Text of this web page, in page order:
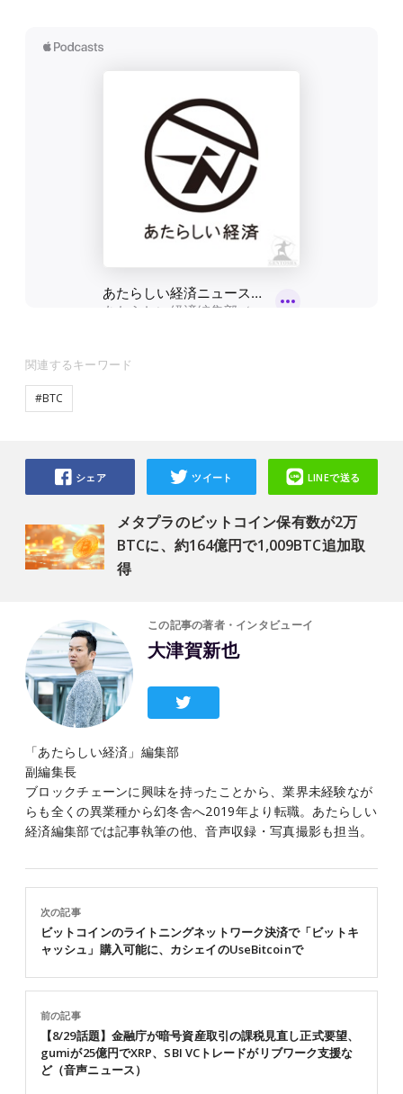
関連するキーワード
#BTC
メタプラのビットコイン保有数が2万
BTCに、約164億円で1,009BTC追加取
得
シェア ツイート LINEで送る
この記事の著者・インタビューイ
大津賀新也
「あたらしい経済」編集部
副編集長
ブロックチェーンに興味を持ったことから、業界未経験なが
らも全くの異業種から幻冬舎へ2019年より転職。あたらしい
経済編集部では記事執筆の他、音声収録・写真撮影も担当。
前の記事
【8/29話題】金融庁が暗号資産取引の課税見直し正式要望、
gumiが25億円でXRP、SBI VCトレードがリブワーク支援な
ど（音声ニュース）
次の記事
ビットコインのライトニングネットワーク決済で「ビットキ
ャッシュ」購入可能に、カシェイのUseBitcoinで